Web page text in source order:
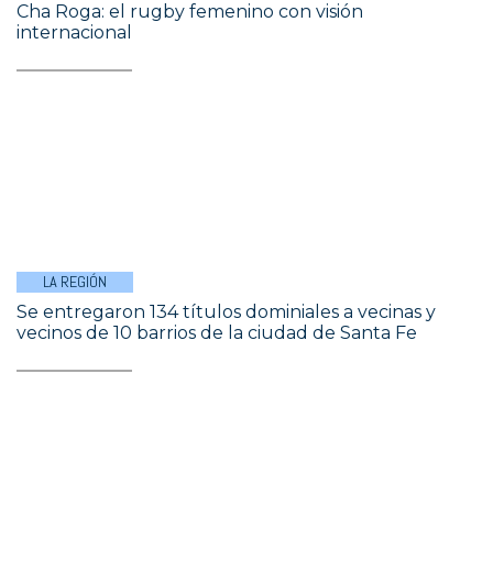
Cha Roga: el rugby femenino con visión
internacional
LA REGIÓN
Se entregaron 134 títulos dominiales a vecinas y
vecinos de 10 barrios de la ciudad de Santa Fe